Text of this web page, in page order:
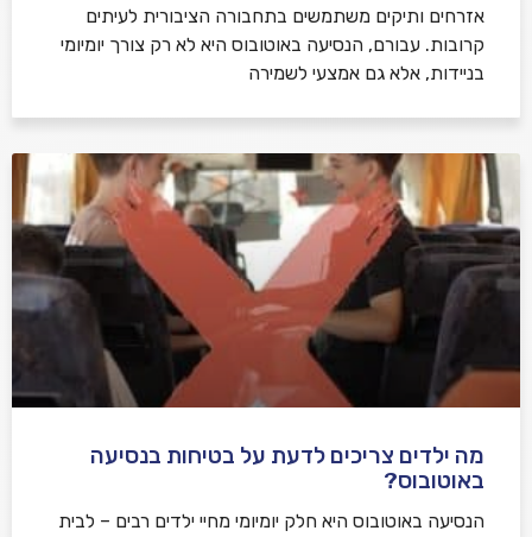
אזרחים ותיקים משתמשים בתחבורה הציבורית לעיתים
קרובות. עבורם, הנסיעה באוטובוס היא לא רק צורך יומיומי
בניידות, אלא גם אמצעי לשמירה
מה ילדים צריכים לדעת על בטיחות בנסיעה
באוטובוס?
הנסיעה באוטובוס היא חלק יומיומי מחיי ילדים רבים – לבית